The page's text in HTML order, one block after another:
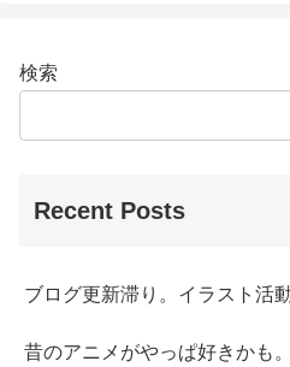
検索
Recent Posts
ブログ更新滞り。イラスト活
昔のアニメがやっぱ好きかも